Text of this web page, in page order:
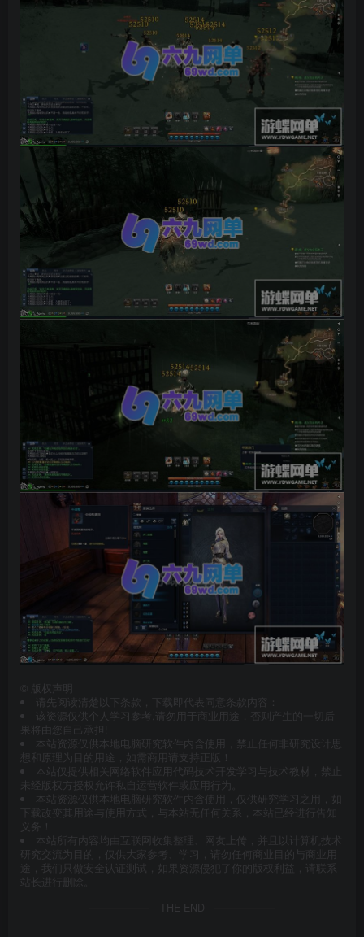
版权声明
请先阅读清楚以下条款，下载即代表同意条款内容：
该资源仅供个人学习参考,请勿用于商业用途，否则产生的一切后
果将由您自己承担!
本站资源仅供本地电脑研究软件内含使用，禁止任何非研究设计思
想和原理为目的用途，如需商用请支持正版！
本站仅提供相关网络软件应用代码技术开发学习与技术教材，禁止
未经版权方授权允许私自运营软件或应用行为。
本站资源仅供本地电脑研究软件内含使用，仅供研究学习之用，如
下载改变其用途与使用方式，与本站无任何关系，本站已经进行告知
义务！
本站所有内容均由互联网收集整理、网友上传，并且以计算机技术
研究交流为目的，仅供大家参考、学习，请勿任何商业目的与商业用
途，我们只做安全认证测试，如果资源侵犯了你的版权利益，请联系
站长进行删除。
THE END